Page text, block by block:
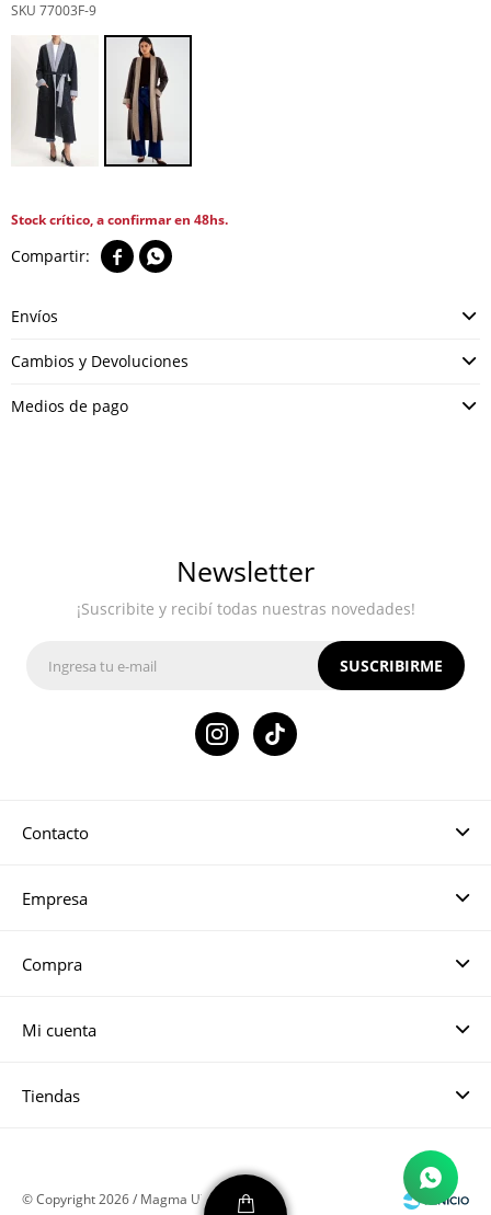
77003F-9
Stock crítico, a confirmar en 48hs.
 
Envíos
Cambios y Devoluciones
Medios de pago
Contacto
Empresa
Compra
Mi cuenta
Tiendas
Newsletter
¡Suscribite y recibí todas nuestras novedades!
SUSCRIBIRME

© Copyright 2026 / Magma UY